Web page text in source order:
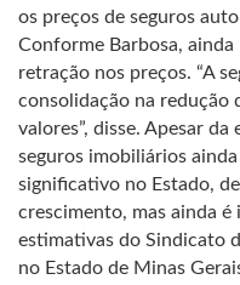
os preços de seguros
Conforme Barbosa,
retração nos preços. “A
consolidação na redução
valores”, disse. Apesar
seguros imobiliários
significativo no Estado,
crescimento, mas ainda é
estimativas do Sindicato
no Estado de Minas